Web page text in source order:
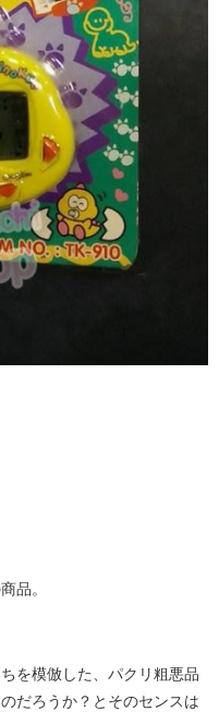
品。
を模倣した、パクリ粗悪品
だろうか？とそのセンスは